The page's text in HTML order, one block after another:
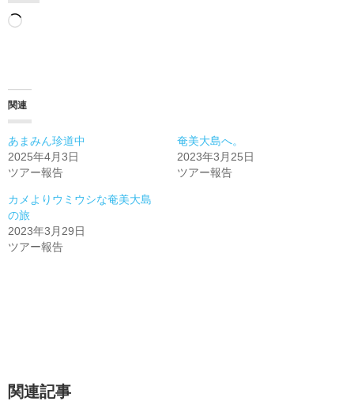
読
み
中…
関連
あまみん珍道中
2025年4月3日
ツアー報告
奄美大島へ。
2023年3月25日
ツアー報告
カメよりウミウシな奄美大島
の旅
2023年3月29日
ツアー報告
関連記事